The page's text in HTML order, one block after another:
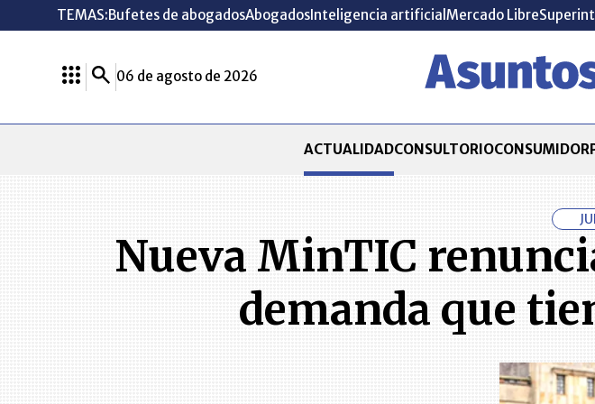
TEMAS:Bufetes de abogadosAbogadosInteligencia artificial Mercado Libre
06 de agosto de 2026
ACTUALIDADCONSULTORIOCONSUMIDOR
Nueva MinTIC
demanda que